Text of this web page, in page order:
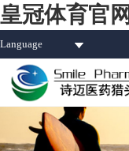
皇冠体育官网
Language